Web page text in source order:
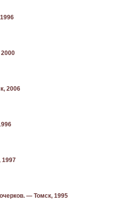
2006
1997
— Томск, 1995